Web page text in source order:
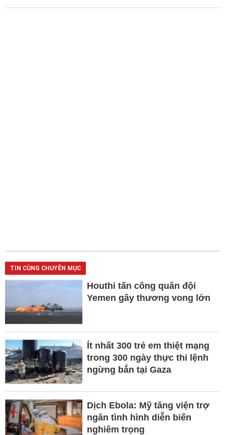
TIN CÙNG CHUYÊN MỤC
Houthi tấn công quân đội
Yemen gây thương vong lớn
Ít nhất 300 trẻ em thiệt mạng
trong 300 ngày thực thi lệnh
ngừng bắn tại Gaza
Dịch Ebola: Mỹ tăng viện trợ
ngăn tình hình diễn biến
nghiêm trọng